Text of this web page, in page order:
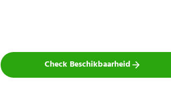
Check Beschikbaarheid